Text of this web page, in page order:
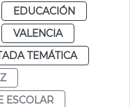
EDUCACIÓN
VALENCIA
TEMÁTICA
ESCOLAR